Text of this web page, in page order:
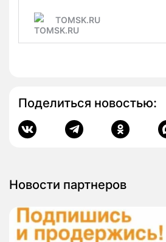
Поделиться новостью:
Новости партнеров